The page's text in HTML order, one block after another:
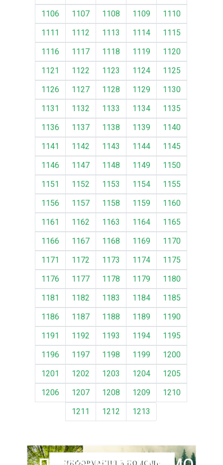
1106
1107 1108 1109
1110
1111
1112 1113 1114
1115
1116
1117 1118 1119
1120
1121
1122 1123 1124
1125
1126
1127 1128 1129
1130
1131
1132 1133 1134
1135
1136
1137 1138 1139
1140
1141
1142 1143 1144
1145
1146
1147 1148 1149
1150
1151
1152 1153 1154
1155
1156
1157 1158 1159
1160
1161
1162 1163 1164
1165
1166
1167 1168 1169
1170
1171
1172 1173 1174
1175
1176
1177 1178 1179
1180
1181
1182 1183 1184
1185
1186
1187 1188 1189
1190
1191
1192 1193 1194
1195
1196
1197 1198 1199
1200
1201
1202 1203 1204
1205
1206
1207 1208 1209
1210
1211
1212 1213